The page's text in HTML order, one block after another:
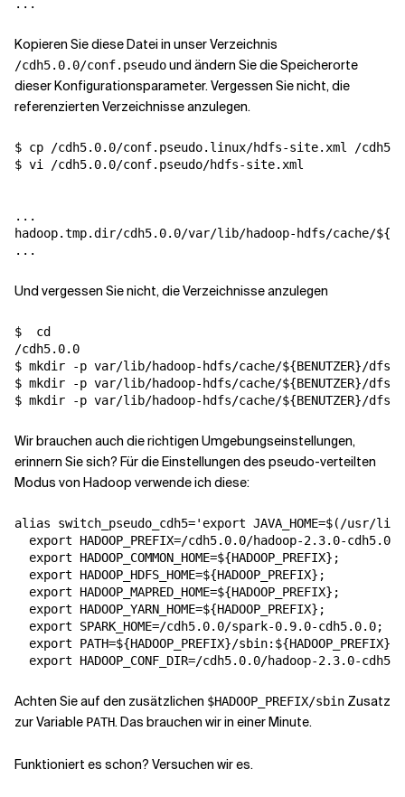
Kopieren Sie diese Datei in unser Verzeichnis
/cdh5.0.0/conf.pseudound ändern Sie die Speicherorte
dieser Konfigurationsparameter. Vergessen Sie nicht, die
referenzierten Verzeichnisse anzulegen.
$ cp /cdh5.0.0/conf.pseudo.linux/hdfs-site.xml /
$ vi /cdh5.0.0/conf.pseudo/hdfs-site.xml
hadoop.tmp.dir/cdh5.0. 0/var/lib/hadoop-hdfs/cache/
Und vergessen Sie nicht, die Verzeichnisse anzulegen
$ cd
/cdh5.0.0
$ mkdir -p var/lib/hadoop-hdfs/cache/${BENUTZER}/dfs/
$ mkdir -p var/lib/hadoop-hdfs/cache/${BENUTZER}/dfs/
$ mkdir -p var/lib/hadoop-hdfs/cache/${BENUTZER}
Wir brauchen auch die richtigen Umgebungseinstellungen,
erinnern Sie sich? Für die Einstellungen des pseudo-verteilten
Modus von Hadoop verwende ich diese:
alias switch_pseudo_cdh5='export JAVA_HOME=$(/usr/
export HADOOP_PREFIX=/cdh5.0.0/hadoop-2.3.0-
  export HADOOP_COMMON_HOME=${HADOOP_PREFIX};
  export HADOOP_HDFS_HOME=${HADOOP_PREFIX};
  export HADOOP_MAPRED_HOME=${HADOOP_PREFIX};
  export HADOOP_YARN_HOME=${HADOOP_PREFIX};
  export SPARK_HOME=/cdh5.0.0/spark-0.9.0-cdh5.0.0;
export PATH=${HADOOP_PREFIX}/
export HADOOP_CONF_DIR=/cdh5.0.0/hadoop-2.3.0-
Achten Sie auf den zusätzlichen $HADOOP_PREFIX/sbin Zusatz
zur Variable PATH. Das brauchen wir in einer Minute.
Funktioniert es schon? Versuchen wir es.